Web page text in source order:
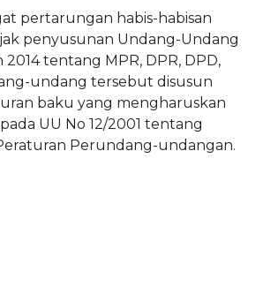
pertarungan habis-habisan
penyusunan Undang-Undang
2014 tentang MPR, DPR, DPD,
undang tersebut disusun
baku yang mengharuskan
UU No 12/2001 tentang
Perundang-undangan.